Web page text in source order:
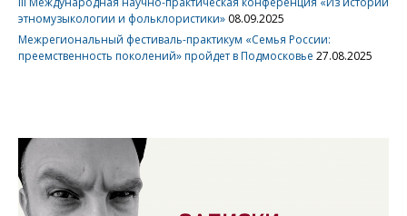
этномузыкологии и фольклористики» 08.09.2025
Межрегиональный фестиваль-практикум «Семья России:
преемственность поколений» пройдет в Подмосковье 27.08.2025